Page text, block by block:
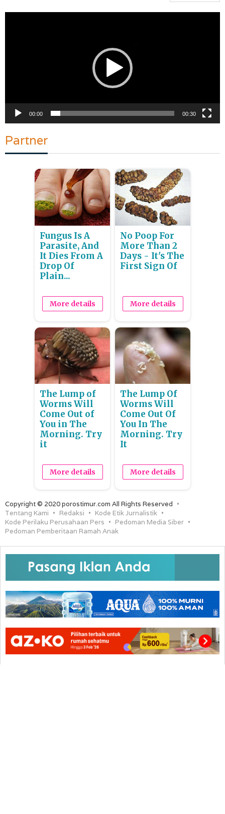
00:00 00:30
Partner
Fungus Is A
Parasite, And
It Dies From A
Drop Of
Plain...
More details
No Poop For
More Than 2
Days - It's The
First Sign Of
More details
The Lump of
Worms Will
Come Out of
You in The
Morning. Try
it
More details
The Lump Of
Worms Will
Come Out Of
You In The
Morning. Try
It
More details
Copyright © 2020 porostimur.com All Rights Reserved
Tentang Kami
Redaksi
Kode Etik Jurnalistik
Kode Perilaku Perusahaan Pers
Pedoman Media Siber
Pedoman Pemberitaan Ramah Anak